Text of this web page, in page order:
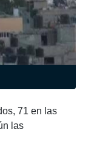
71 en las
las